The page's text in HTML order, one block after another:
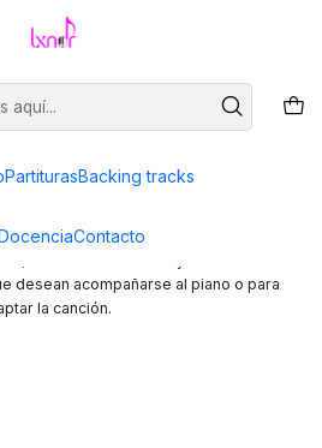
PartiturasBacking tracks
Contacto
de partituras.
Vocal Lead Sheet
desean acompañarse al piano o para
la canción.